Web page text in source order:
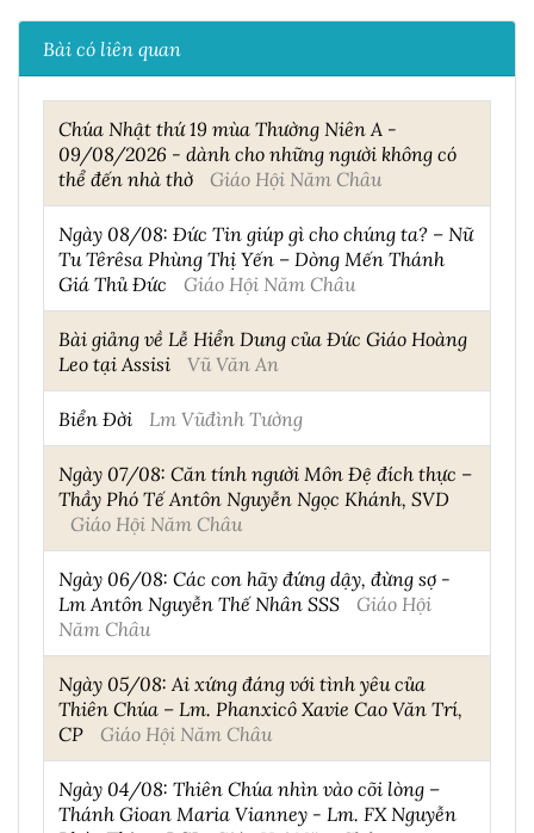
Bài có liên quan
Chúa Nhật thứ 19 mùa Thường Niên A -
09/08/2026 - dành cho những người không có
thể đến nhà thờ
Giáo Hội Năm Châu
Ngày 08/08: Đức Tin giúp gì cho chúng ta? – Nữ
Tu Têrêsa Phùng Thị Yến – Dòng Mến Thánh
Giá Thủ Đức
Giáo Hội Năm Châu
Bài giảng về Lễ Hiển Dung của Đức Giáo Hoàng
Leo tại Assisi
Vũ Văn An
Biển Đời Lm Vũđình Tường
Ngày 07/08: Căn tính người Môn Đệ đích thực –
Thầy Phó Tế Antôn Nguyễn Ngọc Khánh, SVD
Giáo Hội Năm Châu
Ngày 06/08: Các con hãy đứng dậy, đừng sợ -
Lm Antôn Nguyễn Thế Nhân SSS
Giáo Hội
Năm Châu
Ngày 05/08: Ai xứng đáng với tình yêu của
Thiên Chúa – Lm. Phanxicô Xavie Cao Văn Trí,
CP
Giáo Hội Năm Châu
Ngày 04/08: Thiên Chúa nhìn vào cõi lòng –
Thánh Gioan Maria Vianney - Lm. FX Nguyễn